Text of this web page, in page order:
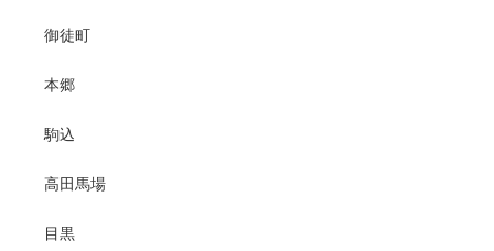
御徒町
本郷
駒込
高田馬場
目黒